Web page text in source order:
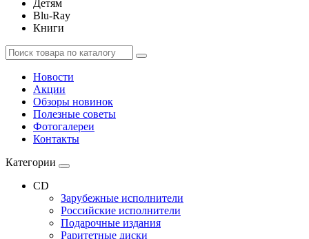
Детям
Blu-Ray
Книги
Новости
Акции
Обзоры новинок
Полезные советы
Фотогалереи
Контакты
Категории
CD
Зарубежные исполнители
Российские исполнители
Подарочные издания
Раритетные диски